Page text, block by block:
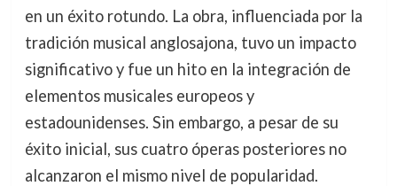
en un éxito rotundo. La obra, influenciada por la
tradición musical anglosajona, tuvo un impacto
significativo y fue un hito en la integración de
elementos musicales europeos y
estadounidenses. Sin embargo, a pesar de su
éxito inicial, sus cuatro óperas posteriores no
alcanzaron el mismo nivel de popularidad.